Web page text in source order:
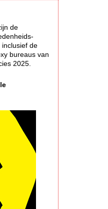
de
de
bureaus van
2025.